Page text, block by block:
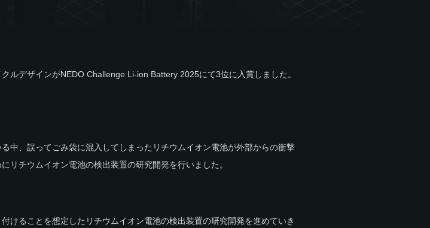
ルデザインがNEDO Challenge Li-ion Battery 2025にて3位に入賞しました。
中、誤ってごみ袋に混入してしまったリチウムイオン電池が外部からの衝撃
リチウムイオン電池の検出装置の研究開発を行いました。
けることを想定したリチウムイオン電池の検出装置の研究開発を進めていき